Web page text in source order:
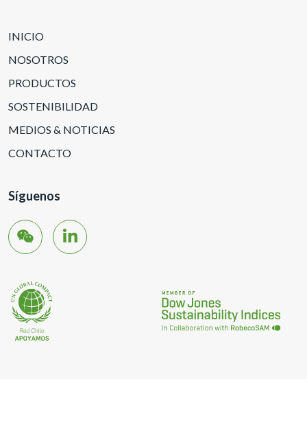
INICIO
NOSOTROS
PRODUCTOS
SOSTENIBILIDAD
MEDIOS & NOTICIAS
CONTACTO
Síguenos